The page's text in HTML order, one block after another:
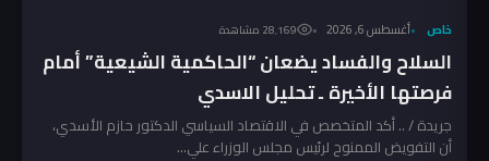
خاص أغسطس 6, 2026 28٬169 مشاهدة
السلاح والفساد يضعان “الحاكمية الشيعية” أمام
فرصتها الأخيرة ـ تحليل الاسدي
جريدة / .. أكد المتخصص في الاقتصاد السياسي الدكتور حازم الأسدي،
أن التفويض الممنوح لرئيس مجلس الوزراء علي...